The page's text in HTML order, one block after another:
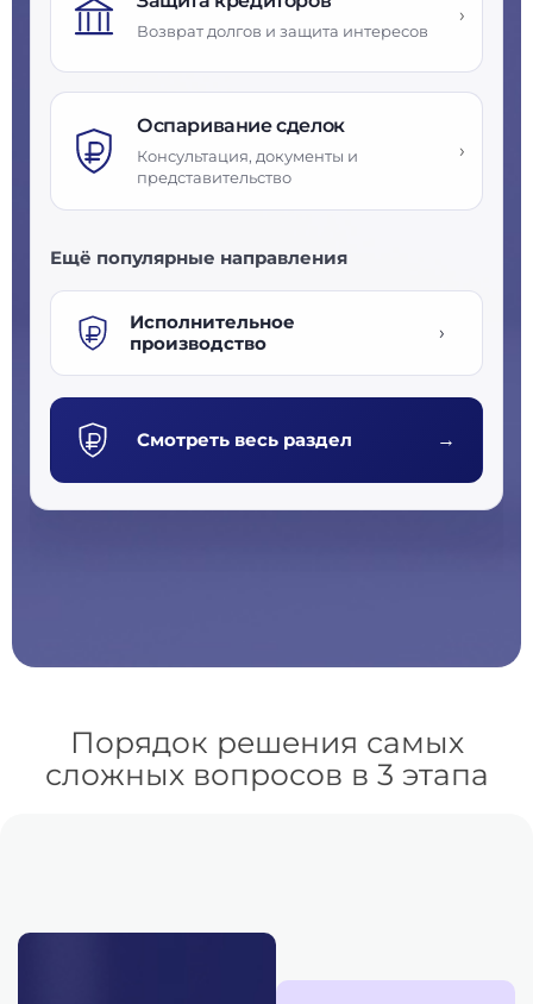
Возврат долгов и защита интересов
›
Оспаривание сделок
Консультация, документы и
представительство
›
Ещё популярные направления
Исполнительное
производство
›
Смотреть весь раздел →
Порядок решения самых
сложных вопросов в 3 этапа